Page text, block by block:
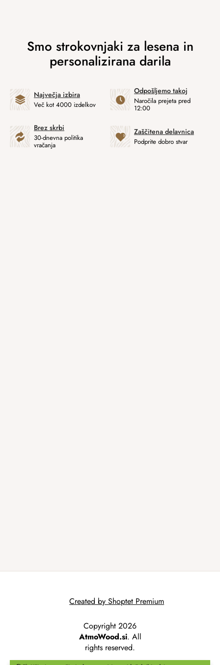
Največja izbira
Več kot 4000 izdelkov
Odpošljemo takoj
Naročila prejeta pred
12:00
Brez skrbi
30-dnevna politika
vračanja
Zaščitena delavnica
Podprite dobro stvar
Created by Shoptet Premium
Copyright 2026
AtmoWood.si. All
rights reserved.